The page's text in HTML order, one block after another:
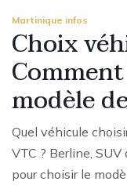
Martinique infos
Choix
modèle
Quel véhicule
VTC ? Berline,
pour choisir le